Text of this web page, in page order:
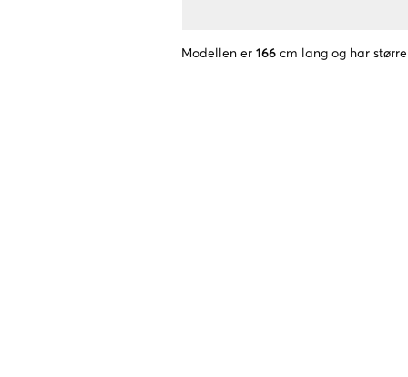
Modellen er 166 cm lang og har